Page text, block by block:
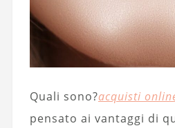
Quali sono?acquisti
pensato ai vantaggi di